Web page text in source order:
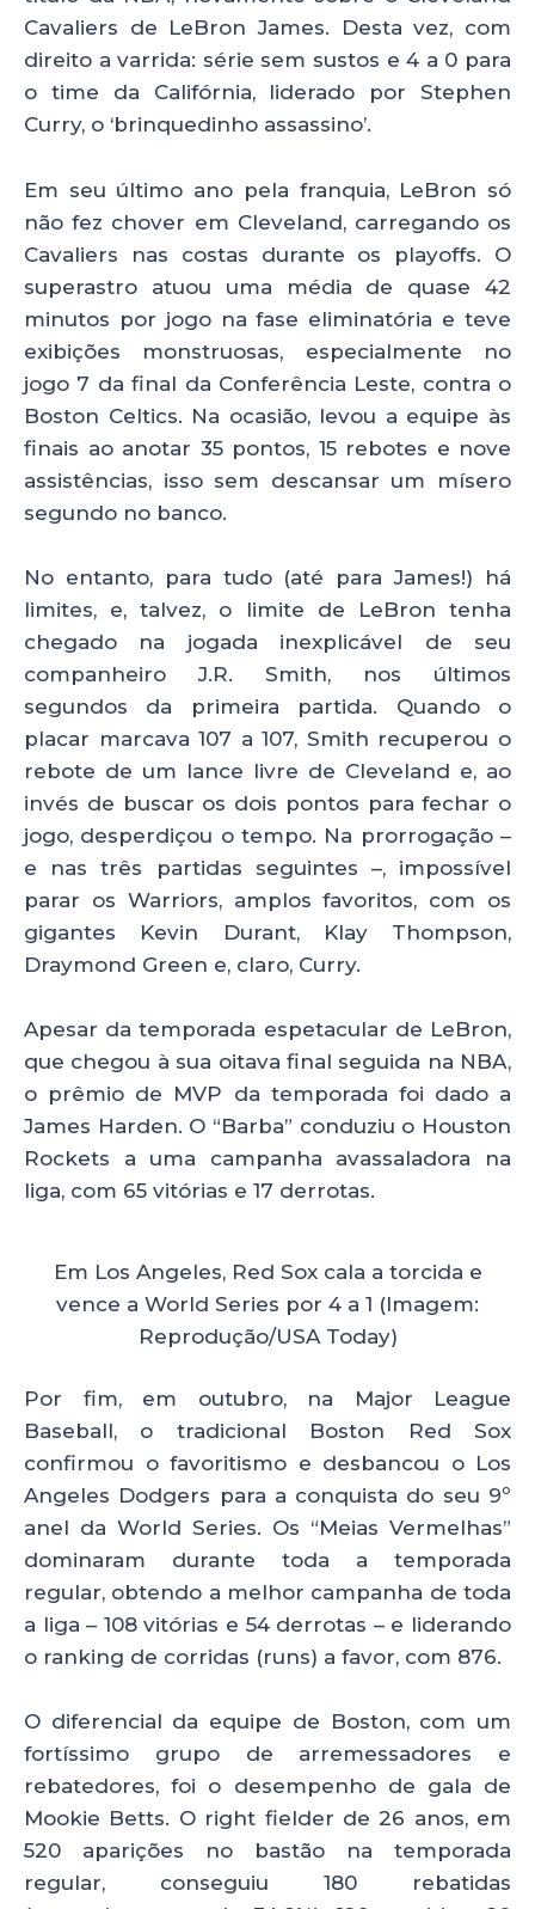
Cavaliers de LeBron James. Desta vez, com
direito a varrida: série sem sustos e 4 a 0 para
o time da Califórnia, liderado por Stephen
Curry, o ‘brinquedinho assassino’.
Em seu último ano pela franquia, LeBron só
não fez chover em Cleveland, carregando os
Cavaliers nas costas durante os playoffs. O
superastro atuou uma média de quase 42
minutos por jogo na fase eliminatória e teve
exibições monstruosas, especialmente no
jogo 7 da final da Conferência Leste, contra o
Boston Celtics. Na ocasião, levou a equipe às
finais ao anotar 35 pontos, 15 rebotes e nove
assistências, isso sem descansar um mísero
segundo no banco.
No entanto, para tudo (até para James!) há
limites, e, talvez, o limite de LeBron tenha
chegado na jogada inexplicável de seu
companheiro J.R. Smith, nos últimos
segundos da primeira partida. Quando o
placar marcava 107 a 107, Smith recuperou o
rebote de um lance livre de Cleveland e, ao
invés de buscar os dois pontos para fechar o
jogo, desperdiçou o tempo. Na prorrogação –
e nas três partidas seguintes –, impossível
parar os Warriors, amplos favoritos, com os
gigantes Kevin Durant, Klay Thompson,
Draymond Green e, claro, Curry.
Apesar da temporada espetacular de LeBron,
que chegou à sua oitava final seguida na NBA,
o prêmio de MVP da temporada foi dado a
James Harden. O “Barba” conduziu o Houston
Rockets a uma campanha avassaladora na
liga, com 65 vitórias e 17 derrotas.
Em Los Angeles, Red Sox cala a torcida e
vence a World Series por 4 a 1 (Imagem:
Reprodução/USA Today)
Por fim, em outubro, na Major League
Baseball, o tradicional Boston Red Sox
confirmou o favoritismo e desbancou o Los
Angeles Dodgers para a conquista do seu 9º
anel da World Series. Os “Meias Vermelhas”
dominaram durante toda a temporada
regular, obtendo a melhor campanha de toda
a liga – 108 vitórias e 54 derrotas – e liderando
o ranking de corridas (runs) a favor, com 876.
O diferencial da equipe de Boston, com um
fortíssimo grupo de arremessadores e
rebatedores, foi o desempenho de gala de
Mookie Betts. O right fielder de 26 anos, em
520 aparições no bastão na temporada
regular, conseguiu 180 rebatidas